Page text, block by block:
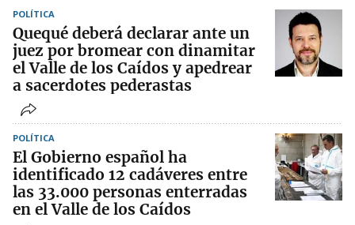
POLÍTICA
Quequé deberá declarar ante un
juez por bromear con dinamitar
el Valle de los Caídos y apedrear
a sacerdotes pederastas
POLÍTICA
El Gobierno español ha
identificado 12 cadáveres entre
las 33.000 personas enterradas
en el Valle de los Caídos